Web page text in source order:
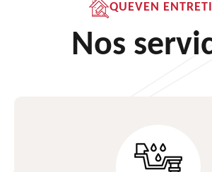
QUEVEN
Nos